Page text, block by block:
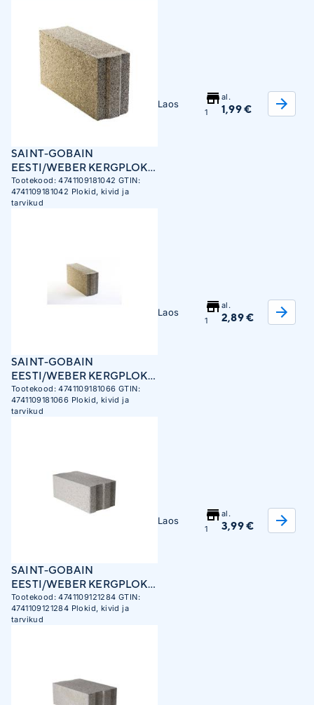
SAINT-GOBAIN
EESTI/WEBER KERGPLOKK
VIIS 100X250X480 EFEKT
Tootekood:4741109181042 GTIN:
4741109181042 Plokid, kivid ja
tarvikud
Laos
1
al.
1,99 €
SAINT-GOBAIN
EESTI/WEBER KERGPLOKK
VIIS 150X250X480MM
EFEKT
Tootekood:4741109181066 GTIN:
4741109181066 Plokid, kivid ja
tarvikud
Laos
1
al.
2,89 €
SAINT-GOBAIN
EESTI/WEBER KERGPLOKK
VIIS 250X185X480MM
EFEKT
Tootekood:4741109121284 GTIN:
4741109121284 Plokid, kivid ja
tarvikud
Laos
1
al.
3,99 €